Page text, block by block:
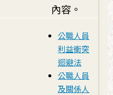
內容。
公職人員
利益衝突
迴避法
公職人員
及關係人